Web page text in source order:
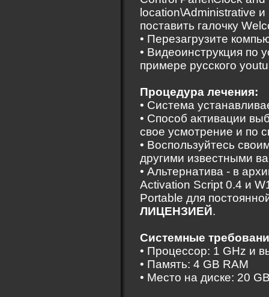
location\Administrative
поставить галочку
• Перезагрузите
• Видеоинструкция по
примере русского
Процедура лечения:
• Система
• Способ активации
свое усмотрение и по
• Воспользуйтесь
другими известными
• Альтернатива - в
Activation Script 0.4 и
Portable для
ЛИЦЕНЗИЕЙ.
Системные
• Процессор: 1 GHz и
• Память: 4 GB RAM
• Место на диске: 20